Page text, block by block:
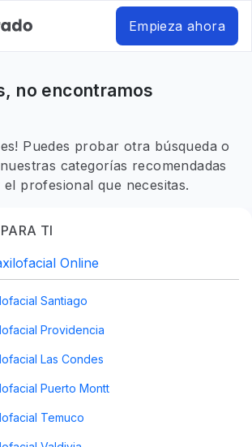
Empieza ahora
no encontramos
Puedes probar otra búsqueda o
categorías recomendadas
profesional que necesitas.
TI
Online
Santiago
Providencia
Las Condes
Puerto Montt
Temuco